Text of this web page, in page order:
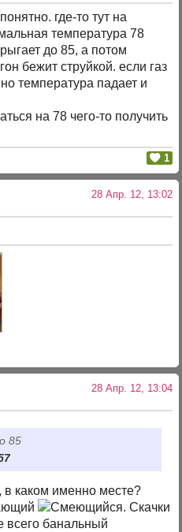
где-то тут на
температура 78
до 85, а потом
бежит струйкой. если газ
температура падает и
на 78 чего-то получить
1
28 Апр. 12, 13:02
28 Апр. 12, 13:04
85
в каком именно месте?
. Скачки
всего банальный